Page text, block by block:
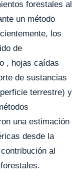
forestales al
un método
los
de
, hojas caídas
de sustancias
terrestre) y
una estimación
desde la
al